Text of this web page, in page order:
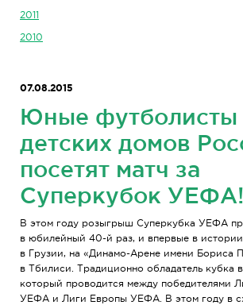
2011
2010
07.08.2015
Юные футболисты
детских домов
посетят матч за
Суперкубок УЕФА!
В этом году розыгрыш Суперкубка УЕФА
в юбилейный 40-й раз, и впервые в
в Грузии, на «Динамо-Арене имени Бориса
в Тбилиси. Традиционно обладатель кубка
который проводится между победителями
УЕФА и Лиги Европы УЕФА. В этом году в